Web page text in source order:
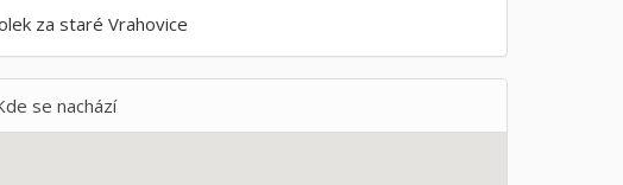
za staré Vrahovice
se nachází